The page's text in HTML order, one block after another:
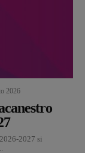
2026
2027 si